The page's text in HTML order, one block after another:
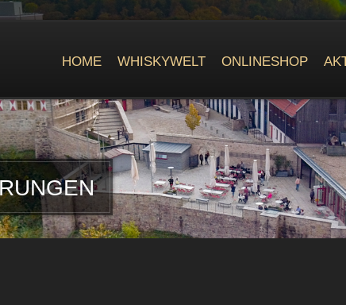
HOME WHISKYWELT ONLINESHOP